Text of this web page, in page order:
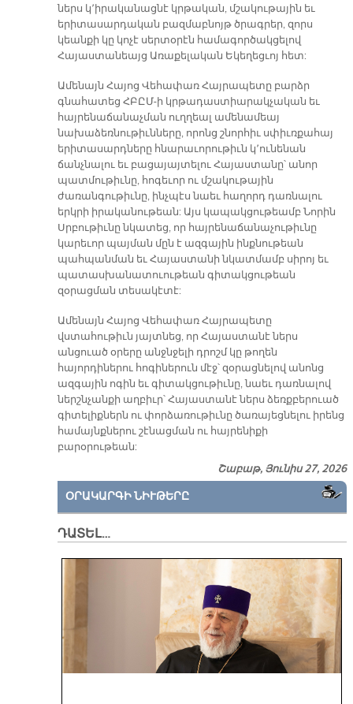
ներս կ՚իրականացնէ կրթական, մշակութային եւ
երիտասարդական բազմաբնոյթ ծրագրեր, զորս
կեանքի կը կոչէ սերտօրէն համագործակցելով
Հայաստանեայց Առաքելական Եկեղեցւոյ հետ:
Ամենայն Հայոց Վեհափառ Հայրապետը բարձր
գնահատեց ՀԲԸՄ-ի կրթադաստիարակչական եւ
հայրենաճանաչման ուղղեալ ամենամեայ
նախաձեռնութիւնները, որոնց շնորհիւ սփիւռքահայ
երիտասարդները հնարաւորութիւն կ՚ունենան
ճանչնալու եւ բացայայտելու Հայաստանը՝ անոր
պատմութիւնը, հոգեւոր ու մշակութային
ժառանգութիւնը, ինչպէս նաեւ հաղորդ դառնալու
երկրի իրականութեան: Այս կապակցութեամբ Նորին
Սրբութիւնը նկատեց, որ հայրենաճանաչութիւնը
կարեւոր պայման մըն է ազգային ինքնութեան
պահպանման եւ Հայաստանի նկատմամբ սիրոյ եւ
պատասխանատուութեան գիտակցութեան
զօրացման տեսակէտէ:
Ամենայն Հայոց Վեհափառ Հայրապետը
վստահութիւն յայտնեց, որ Հայաստանէ ներս
անցուած օրերը անջնջելի դրոշմ կը թողեն
հայորդիներու հոգիներուն մէջ՝ զօրացնելով անոնց
ազգային ոգին եւ գիտակցութիւնը, նաեւ դառնալով
ներշնչանքի աղբիւր՝ Հայաստանէ ներս ձեռքբերուած
գիտելիքներն ու փորձառութիւնը ծառայեցնելու իրենց
համայնքներու շէնացման ու հայրենիքի
բարօրութեան:
Շաբաթ, Յունիս 27, 2026
ՕՐԱԿԱՐԳԻ ՆԻՒԹԵՐԸ
ԴԱՏԵԼ…